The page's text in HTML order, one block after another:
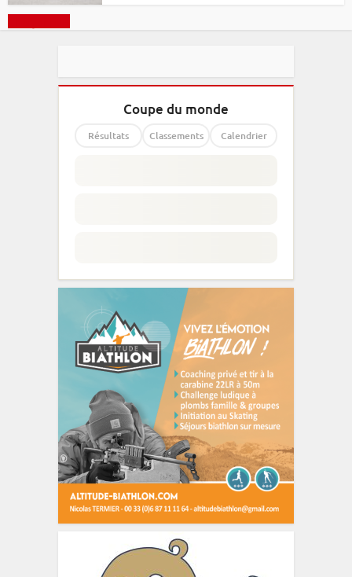
Coupe du monde
Résultats Classements Calendrier